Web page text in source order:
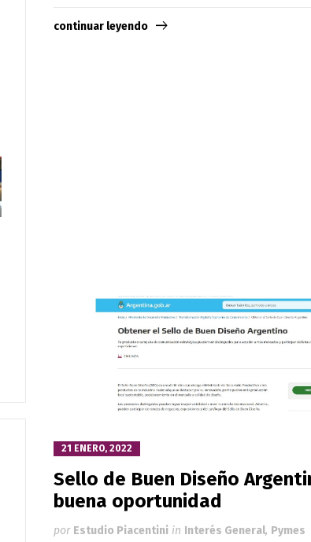
continuar leyendo
21 ENERO, 2022
Sello de Buen Diseño
buena oportunidad
por Estudio Piacentini in Interés General, Pymes